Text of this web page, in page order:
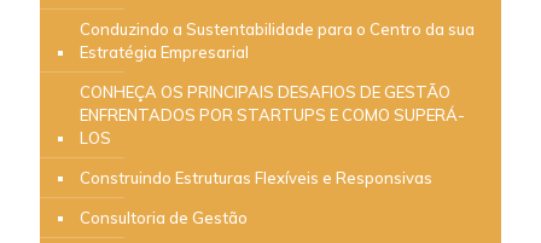
Conduzindo a Sustentabilidade para o Centro da sua
Estratégia Empresarial
CONHEÇA OS PRINCIPAIS DESAFIOS DE GESTÃO
ENFRENTADOS POR STARTUPS E COMO SUPERÁ-
LOS
Construindo Estruturas Flexíveis e Responsivas
Consultoria de Gestão